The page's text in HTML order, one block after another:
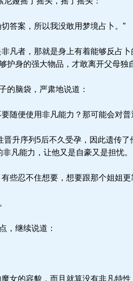
答案，所以我没敢用梦境占卜。”
凡者，那就是身上有着能够反占
护身的强大物品，才敢离开父母独
的脑袋，严肃地说道：
随便使用非凡能力？那可能会对
升序列5后不久受孕，因此遗传
凡能力，让他又是自豪又是担忧。
些忍不住想要，想要跟那个姐姐
，继续说道：
女的容貌，而且就算没有非凡特性